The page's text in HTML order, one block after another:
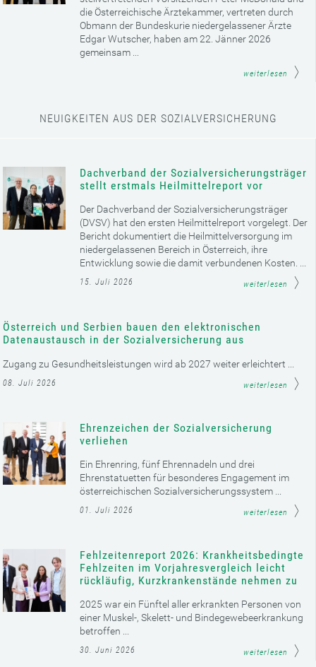
die Österreichische Ärztekammer, vertreten durch
Obmann der Bundeskurie niedergelassener Ärzte
Edgar Wutscher, haben am 22. Jänner 2026
gemeinsam ...
weiterlesen
NEUIGKEITEN AUS DER SOZIALVERSICHERUNG
Dachverband der Sozialversicherungsträger
stellt erstmals Heilmittelreport vor
Der Dachverband der Sozialversicherungsträger
(DVSV) hat den ersten Heilmittelreport vorgelegt. Der
Bericht dokumentiert die Heilmittelversorgung im
niedergelassenen Bereich in Österreich, ihre
Entwicklung sowie die damit verbundenen Kosten. ...
15. Juli 2026 weiterlesen
Österreich und Serbien bauen den elektronischen
Datenaustausch in der Sozialversicherung aus
Zugang zu Gesundheitsleistungen wird ab 2027 weiter erleichtert ...
08. Juli 2026 weiterlesen
Ehrenzeichen der Sozialversicherung
verliehen
Ein Ehrenring, fünf Ehrennadeln und drei
Ehrenstatuetten für besonderes Engagement im
österreichischen Sozialversicherungssystem ...
01. Juli 2026 weiterlesen
Fehlzeitenreport 2026: Krankheitsbedingte
Fehlzeiten im Vorjahresvergleich leicht
rückläufig, Kurzkrankenstände nehmen zu
2025 war ein Fünftel aller erkrankten Personen von
einer Muskel-, Skelett- und Bindegewebeerkrankung
betroffen ...
30. Juni 2026 weiterlesen